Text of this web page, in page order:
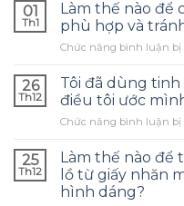
01
Th1
Làm thế nào để
phù hợp và
Chức năng bình luận bị
26
Th12
Tôi đã dùng tinh
điều tôi ước
Chức năng bình luận bị
25
Th12
Làm thế nào để
lồ từ giấy nhăn
hình dáng?